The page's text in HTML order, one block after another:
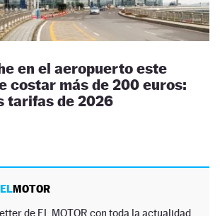
en el aeropuerto este
costar más de 200 euros:
tarifas de 2026
MOTOR
de EL MOTOR con toda la actualidad